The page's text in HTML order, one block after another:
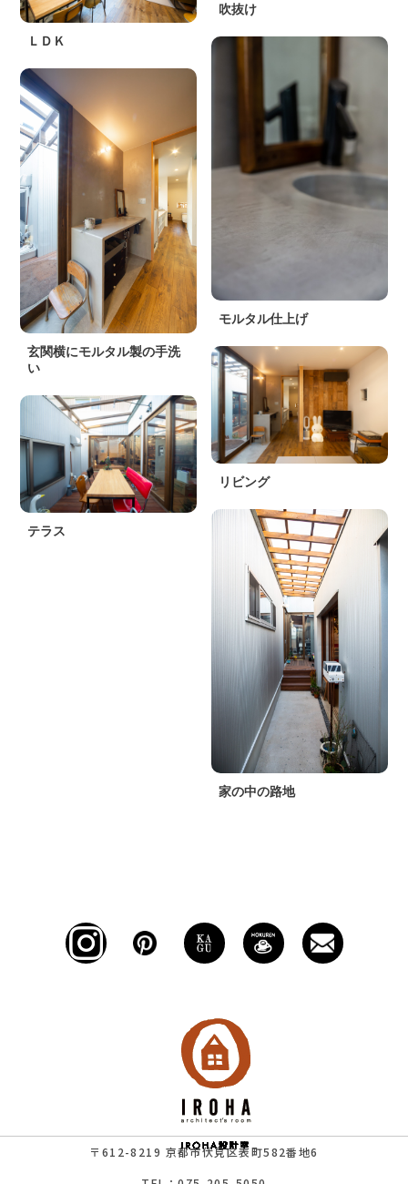
吹抜け
ＬＤＫ
モルタル仕上げ
玄関横にモルタル製の手洗
い
リビング
テラス
家の中の路地
〒612-8219 京都市伏見区表町582番地6